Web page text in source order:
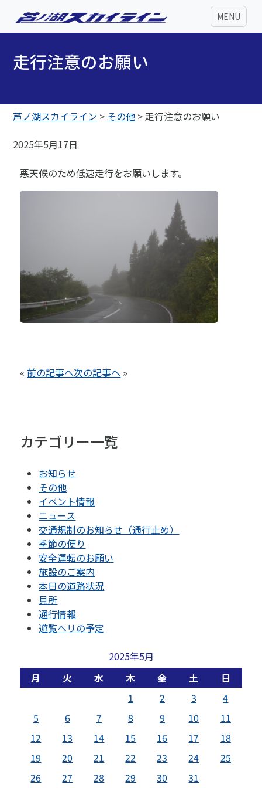
MENU
走行注意のお願い
芦ノ湖スカイライン > その他 >走行注意のお願い
2025年5月17日
悪天候のため低速走行をお願いします。
«前の記事へ次の記事へ »
カテゴリー一覧
お知らせ
その他
イベント情報
ニュース
交通規制のお知らせ（通行止め）
季節の便り
安全運転のお願い
施設のご案内
本日の道路状況
見所
通行情報
遊覧ヘリの予定
2025年5月
月
火 水 木 金 土
日
1
2 3
4
5
6 7 8 9 10
11
12
13 14 15 16 17
18
19
20 21 22 23 24
25
26
27 28 29 30
31